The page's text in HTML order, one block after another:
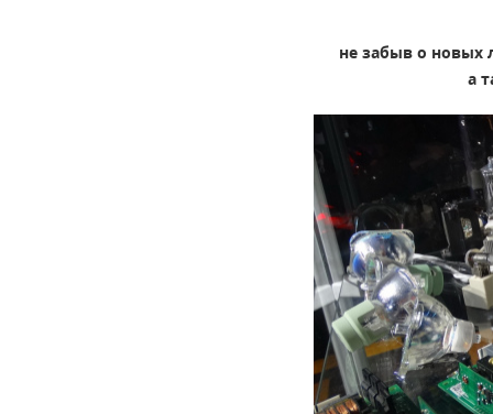
не забыв о новых
а